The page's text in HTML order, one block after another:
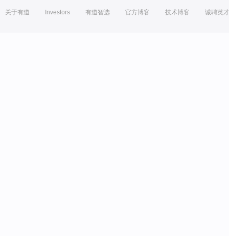
关于有道 Investors 有道智选 官方博客 技术博客 诚聘英才